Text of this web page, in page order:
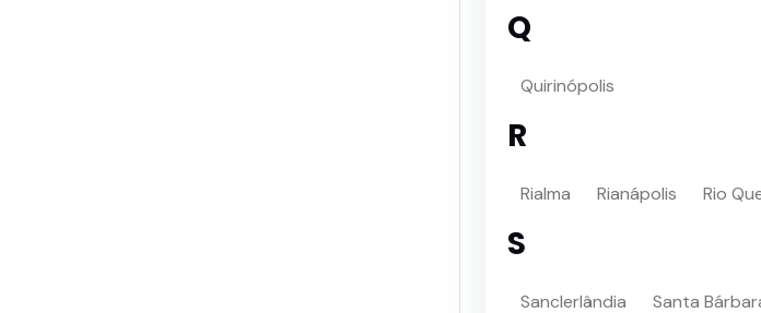
Q
Quirinópolis
R
Rialma Rianápolis Rio
S
Sanclerlândia Santa